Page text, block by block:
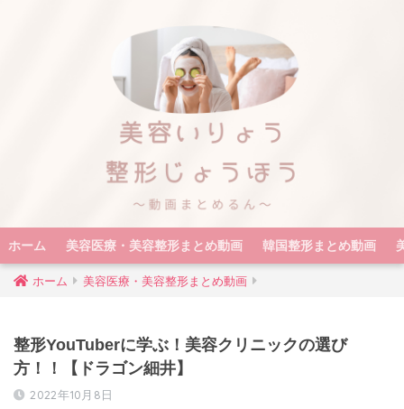
ホーム 美容医療・美容整形まとめ動画 韓国整形まとめ動画
ホーム 美容医療・美容整形まとめ動画
整形YouTuberに学ぶ！美容クリニックの選び
方！！【ドラゴン細井】
2022年10月8日